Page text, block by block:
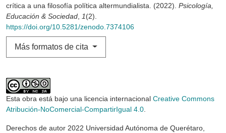
crítica a una filosofía política altermundialista. (2022). Psicología,
Educación & Sociedad, 1(2).
https://doi.org/10.5281/zenodo.7374106
Más formatos de cita
Esta obra está bajo una licencia internacional Creative Commons
Atribución-NoComercial-CompartirIgual 4.0.
Derechos de autor 2022 Universidad Autónoma de Querétaro,